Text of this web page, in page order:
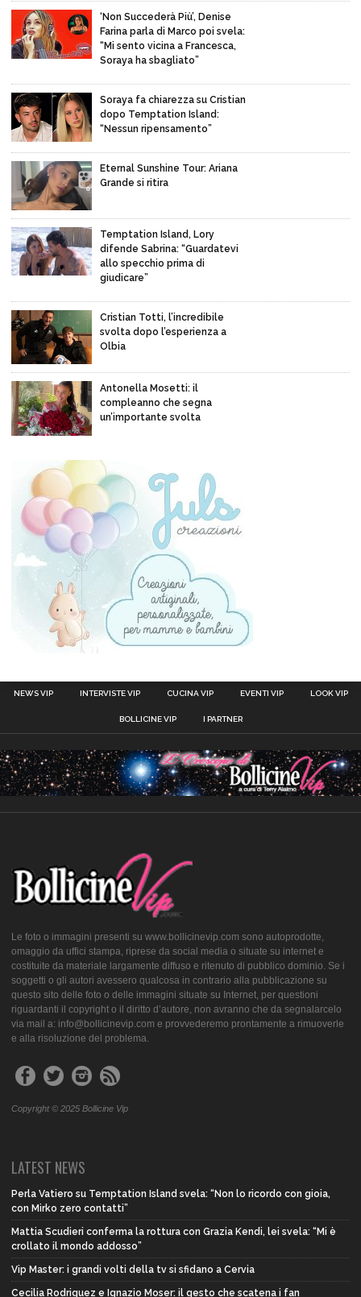
‘Non Succederà Più’, Denise
Farina parla di Marco poi svela:
“Mi sento vicina a Francesca,
Soraya ha sbagliato”
Soraya fa chiarezza su Cristian
dopo Temptation Island:
“Nessun ripensamento”
Eternal Sunshine Tour: Ariana
Grande si ritira
Temptation Island, Lory
difende Sabrina: “Guardatevi
allo specchio prima di
giudicare”
Cristian Totti, l’incredibile
svolta dopo l’esperienza a
Olbia
Antonella Mosetti: il
compleanno che segna
un’importante svolta
NEWS VIP INTERVISTE VIP CUCINA VIP EVENTI VIP LOOK VIP
BOLLICINE VIP I PARTNER
Le foto o immagini presenti su www.bollicinevip.com sono autoprodotte,
omaggio da uffici stampa, riprese da social media o situate su internet e
costituite da materiale largamente diffuso e ritenuto di pubblico dominio. Se i
soggetti o gli autori avessero qualcosa in contrario alla pubblicazione su
questo sito delle foto o delle immagini situate su Internet, per questioni
riguardanti il copyright o il diritto d’autore, non avranno che da segnalarcelo
via mail a: info@bollicinevip.com e provvederemo prontamente a rimuoverle
e alla risoluzione del problema.
Copyright © 2025 Bollicine Vip
LATEST NEWS
Perla Vatiero su Temptation Island svela: “Non lo ricordo con gioia,
con Mirko zero contatti”
Mattia Scudieri conferma la rottura con Grazia Kendi, lei svela: “Mi è
crollato il mondo addosso”
Vip Master: i grandi volti della tv si sfidano a Cervia
Cecilia Rodriguez e Ignazio Moser: il gesto che scatena i fan